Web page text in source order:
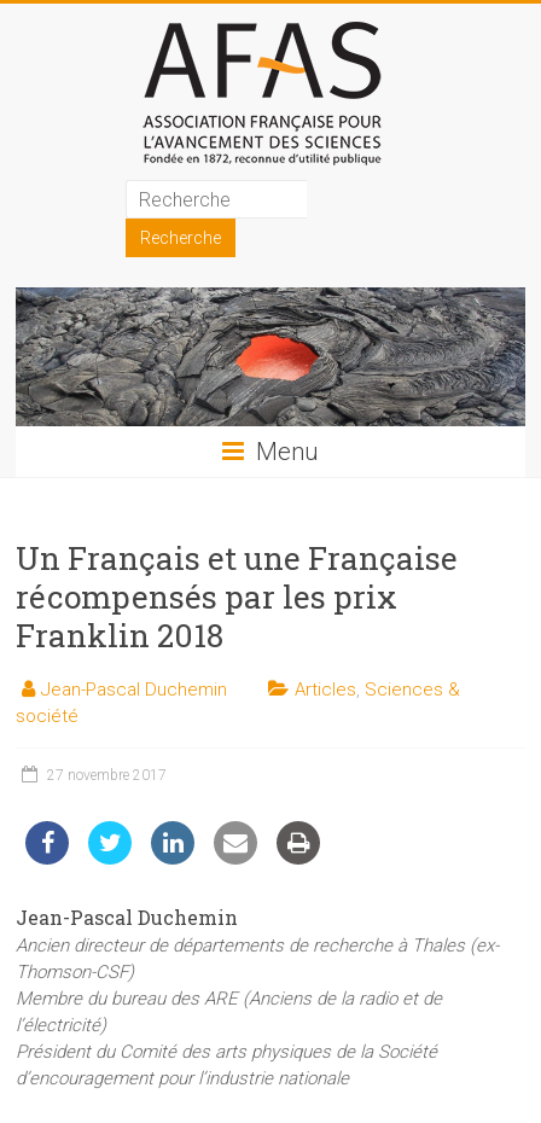
Association
française
pour
l'avancement
des
sciences
les
sciences
et
les
auprès
public
Menu
Un Français et une Française
récompensés par les prix
Franklin 2018
Jean-Pascal Duchemin Articles Sciences &
société
27 novembre 2017
Jean-Pascal Duchemin
Ancien directeur de départements de recherche à Thales (ex-
Thomson-CSF)
Membre du bureau des ARE (Anciens de la radio et de
l’électricité)
Président du Comité des arts physiques de la Société
d’encouragement pour l’industrie nationale